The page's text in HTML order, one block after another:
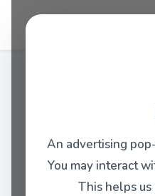
An advertising
You may interact
This helps